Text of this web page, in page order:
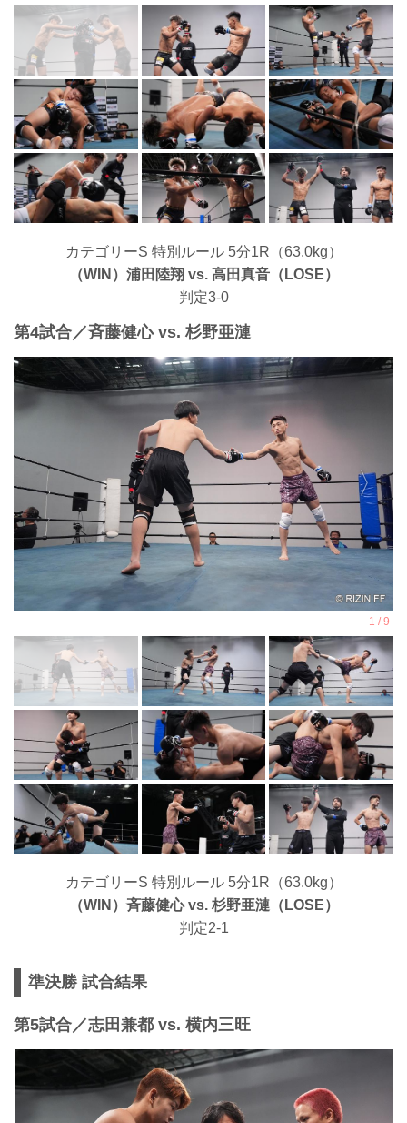
カテゴリーS 特別ルール 5分1R（63.0kg）
（WIN）浦田陸翔 vs. 高田真音（LOSE）
判定3-0
第4試合／⻫藤健心 vs. 杉野亜漣
カテゴリーS 特別ルール 5分1R（63.0kg）
（WIN）⻫藤健心 vs. 杉野亜漣（LOSE）
判定2-1
準決勝 試合結果
第5試合／志田兼都 vs. 横内三旺